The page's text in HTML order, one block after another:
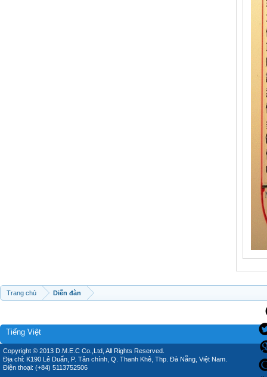
Trang chủ Diễn đàn
Tiếng Việt
Copyright © 2013 D.M.E.C Co.,Ltd, All Rights Reserved.
Địa chỉ: K190 Lê Duẩn, P. Tân chính, Q. Thanh Khê, Thp. Đà Nẵng, Việt Nam.
Điện thoại: (+84) 5113752506